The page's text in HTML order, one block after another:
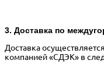
3. Доставка по
Доставка
компанией «СДЭК» в